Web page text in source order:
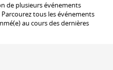
de plusieurs événements
tous les événements
au cours des dernières